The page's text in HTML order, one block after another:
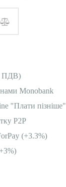
ПДВ)
Monobank
"Плати пізніше"
P2P
(+3.3%)